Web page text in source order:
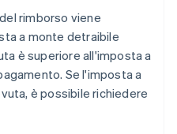
rimborso viene
a monte detraibile
è superiore all'imposta a
Se l'imposta a
è possibile richiedere